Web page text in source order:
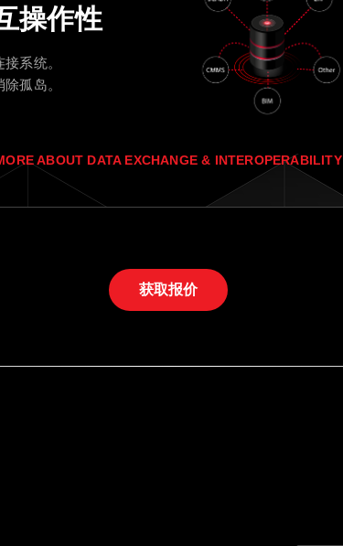
操作性
接系统。
除孤岛。
ABOUT DATA EXCHANGE & INTEROPERABILITY
获取报价